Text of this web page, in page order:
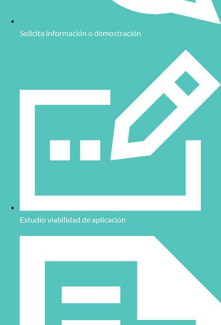
Solicita información o demostración
Estudio viabilidad de aplicación